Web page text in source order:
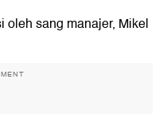
oleh sang manajer, Mikel